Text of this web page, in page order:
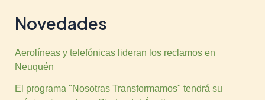
Novedades
Aerolíneas y telefónicas lideran los reclamos en
Neuquén
El programa "Nosotras Transformamos" tendrá su